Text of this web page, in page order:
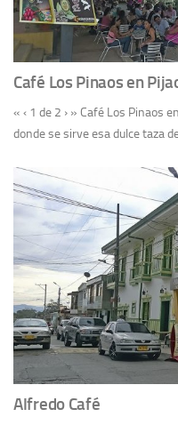
Café Los Pinaos en
« ‹ 1 de 2 › » Café Los Pinaos
donde se sirve esa dulce taza
Alfredo Café